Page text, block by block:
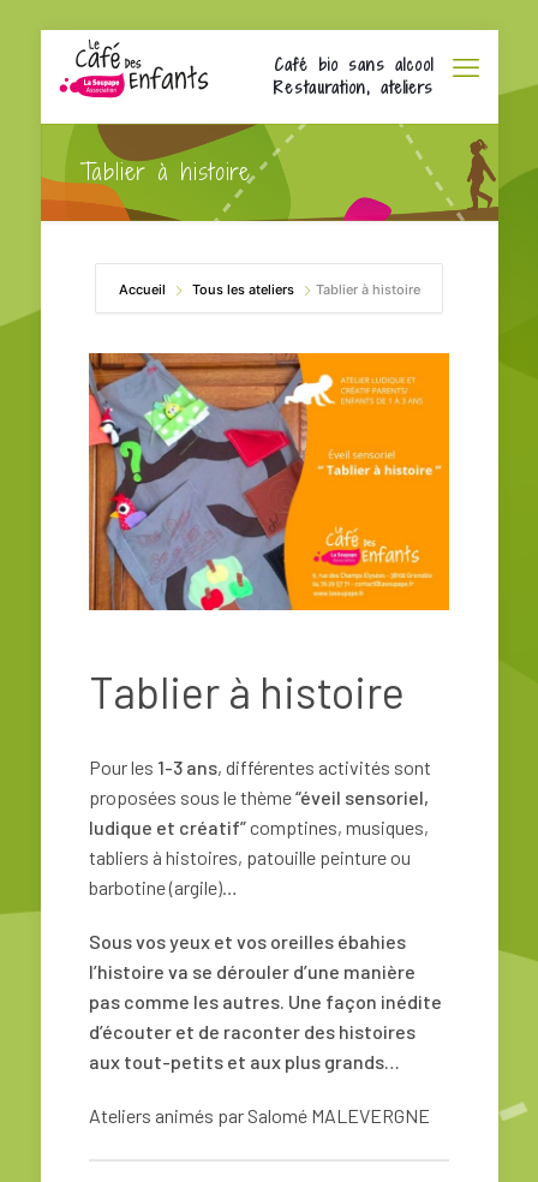
Café bio sans alcool
Restauration, ateliers
Tablier à histoire
Accueil Tous les ateliers Tablier à histoire
Tablier à histoire
Pour les 1-3 ans, différentes activités sont
proposées sous le thème“éveil sensoriel,
ludique et créatif”comptines, musiques,
tabliers à histoires, patouille peinture ou
barbotine (argile)…
Sous vos yeux et vos oreilles ébahies
l’histoire va se dérouler d’une manière
pas comme les autres. Une façon inédite
d’écouter et de raconter des histoires
aux tout-petits et aux plus grands…
Ateliers animés par Salomé MALEVERGNE